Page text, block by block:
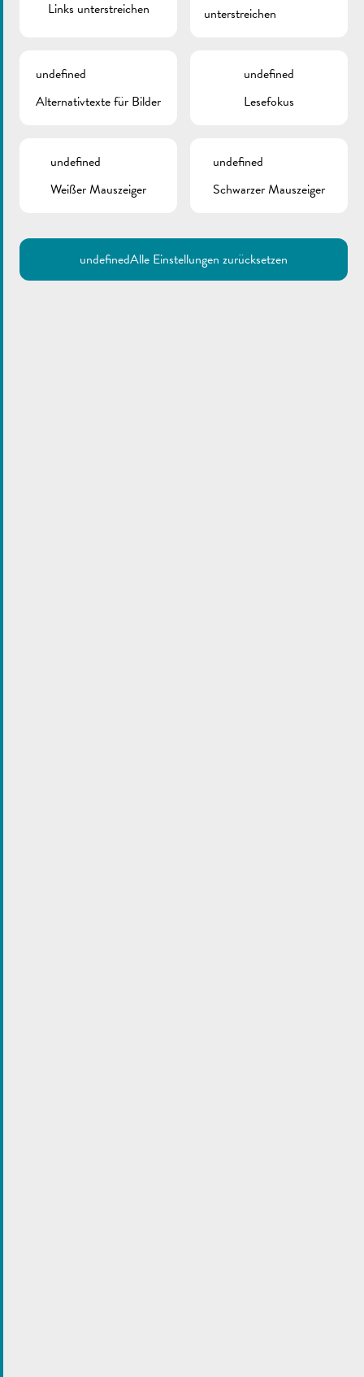
Links unterstreichen
unterstreichen
undefined
Alternativtexte für Bilder
undefined
Lesefokus
undefined
Weißer Mauszeiger
undefined
Schwarzer Mauszeiger
undefinedAlle Einstellungen zurücksetzen